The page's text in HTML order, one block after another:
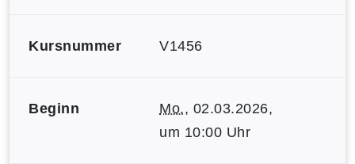
Kursnummer V1456
Beginn Mo., 02.03.2026,
um 10:00 Uhr